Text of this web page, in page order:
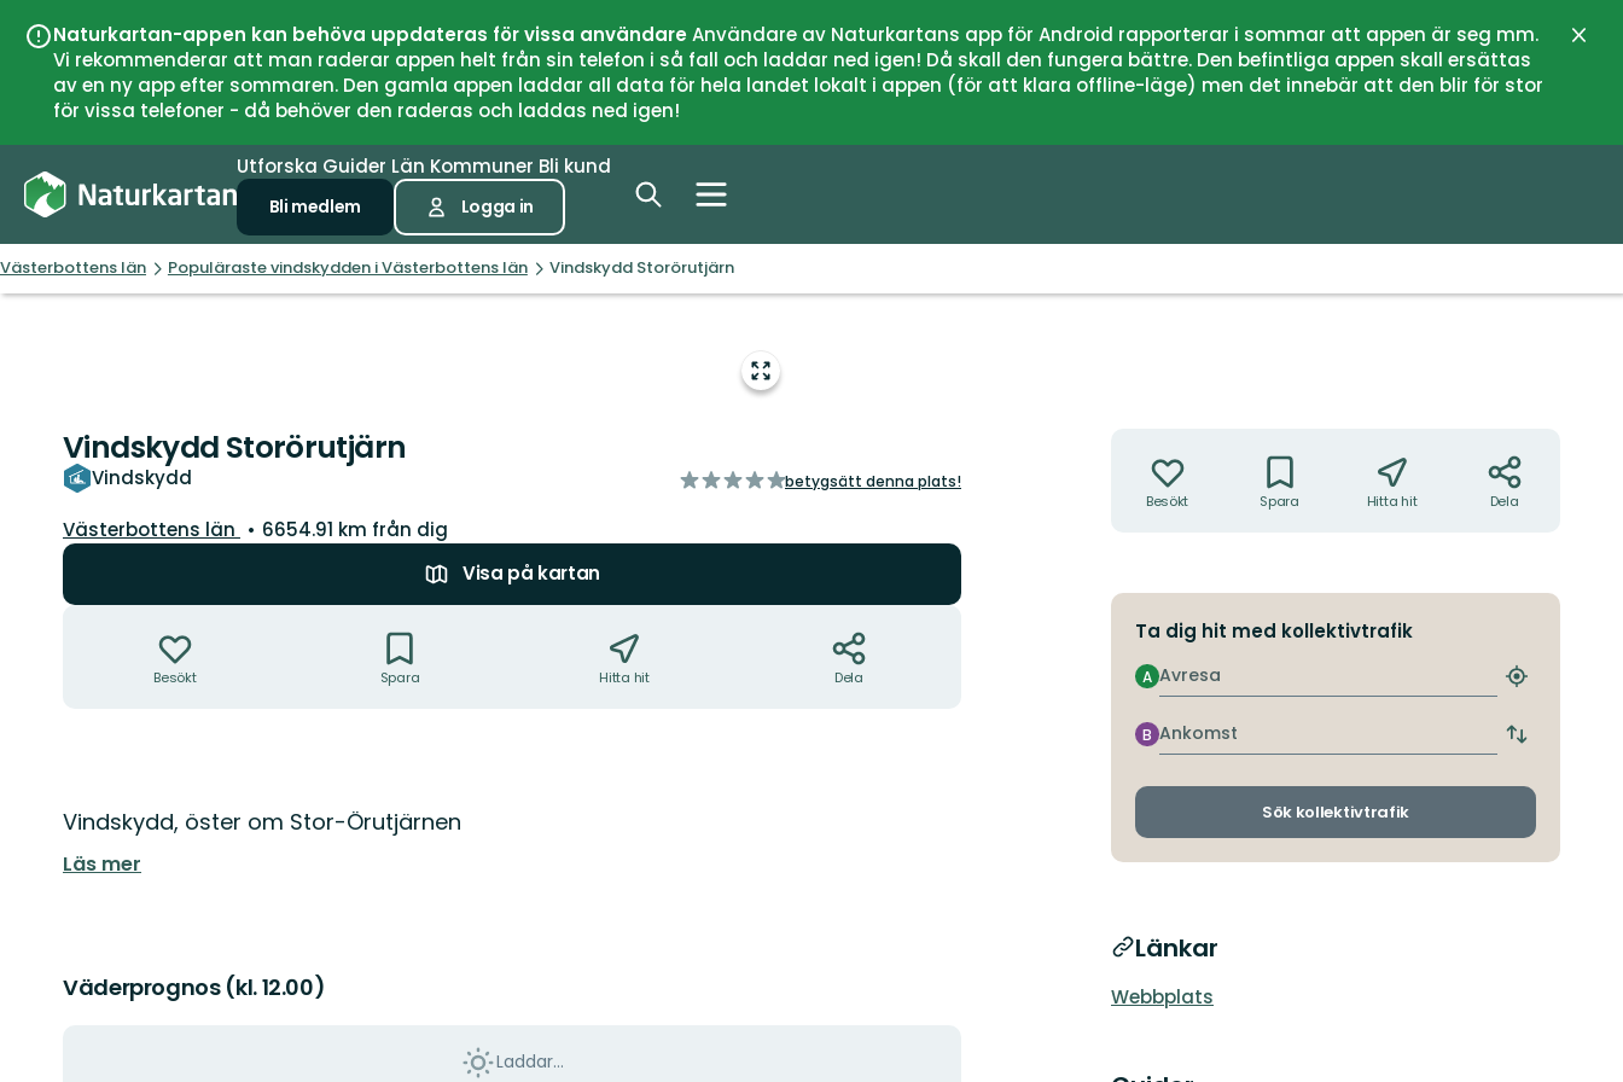
Naturkartan-appen kan behöva uppdateras för vissa användareAnvändare av Naturkartans app för Android rapporterar i sommar att appen är seg mm.
Vi rekommenderar att man raderar appen helt från sin telefon i så fall och laddar ned igen! Då skall den fungera bättre. Den befintliga appen skall ersättas
av en ny app efter sommaren. Den gamla appen laddar all data för hela landet lokalt i appen (för att klara offline-läge) men det innebär att den blir för stor
för vissa telefoner - då behöver den raderas och laddas ned igen!
Utforska Guider Län Kommuner Bli kund
Bli medlem Logga in
Västerbottens län Populäraste vindskydden i Västerbottens län Vindskydd Storörutjärn
Gå
till
Vindskydd Storörutjärn
Vindskydd
av
betygsätt denna plats!
Län:
Västerbottens län
6654.91 km från dig
Visa på kartan
Besökt Spara Hitta hit Dela
Beskrivning
Vindskydd, öster om Stor-Örutjärnen
Läs mer
Väderprognos (kl. 12.00)
Laddar...
Besökt Spara Hitta hit Dela
Ta dig hit med kollektivtrafik
Avresa
A
Hitta
hållplats
Ankomst
B
Byt
och
Sök kollektivtrafik
Länkar
Webbplats